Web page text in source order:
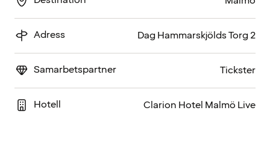
Adress Dag Hammarskjölds Torg 2
Samarbetspartner Tickster
Hotell Clarion Hotel Malmö Live